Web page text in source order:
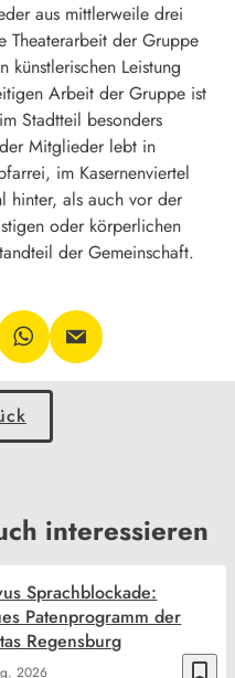
aus mittlerweile drei
Theaterarbeit der Gruppe
Leistung
Arbeit der Gruppe ist
Stadtteil besonders
Mitglieder lebt in
im Kasernenviertel
hinter, als auch vor der
oder körperlichen
der Gemeinschaft.
interessieren
bookmark_border
2026
Sprachblockade:
Patenprogramm der
Regensburg